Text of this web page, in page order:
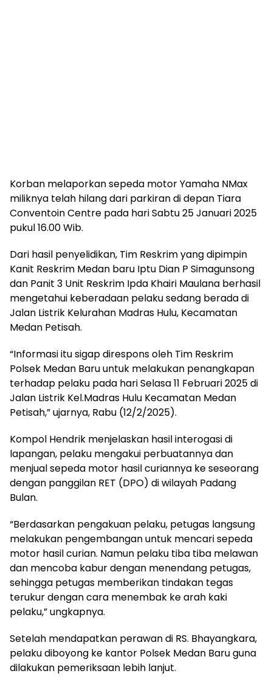
Korban melaporkan sepeda motor Yamaha NMax
miliknya telah hilang dari parkiran di depan Tiara
Conventoin Centre pada hari Sabtu 25 Januari 2025
pukul 16.00 Wib.
Dari hasil penyelidikan, Tim Reskrim yang dipimpin
Kanit Reskrim Medan baru Iptu Dian P Simagunsong
dan Panit 3 Unit Reskrim Ipda Khairi Maulana berhasil
mengetahui keberadaan pelaku sedang berada di
Jalan Listrik Kelurahan Madras Hulu, Kecamatan
Medan Petisah.
“Informasi itu sigap direspons oleh Tim Reskrim
Polsek Medan Baru untuk melakukan penangkapan
terhadap pelaku pada hari Selasa 11 Februari 2025 di
Jalan Listrik Kel.Madras Hulu Kecamatan Medan
Petisah,” ujarnya, Rabu (12/2/2025).
Kompol Hendrik menjelaskan hasil interogasi di
lapangan, pelaku mengakui perbuatannya dan
menjual sepeda motor hasil curiannya ke seseorang
dengan panggilan RET (DPO) di wilayah Padang
Bulan.
“Berdasarkan pengakuan pelaku, petugas langsung
melakukan pengembangan untuk mencari sepeda
motor hasil curian. Namun pelaku tiba tiba melawan
dan mencoba kabur dengan menendang petugas,
sehingga petugas memberikan tindakan tegas
terukur dengan cara menembak ke arah kaki
pelaku,” ungkapnya.
Setelah mendapatkan perawan di RS. Bhayangkara,
pelaku diboyong ke kantor Polsek Medan Baru guna
dilakukan pemeriksaan lebih lanjut.